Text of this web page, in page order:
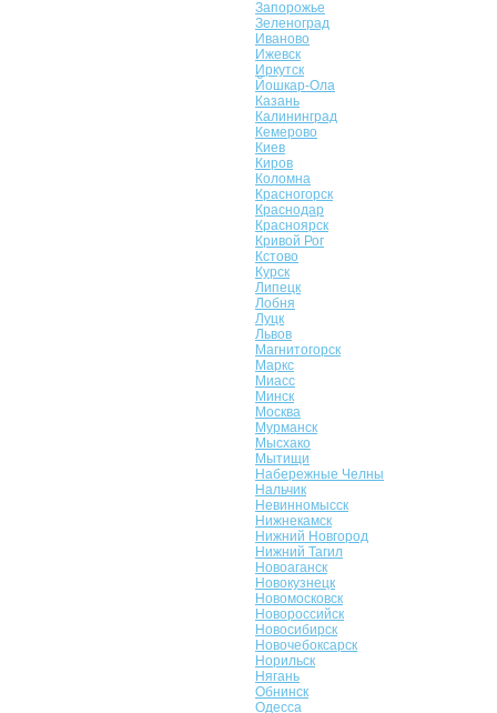
Запорожье
Зеленоград
Иваново
Ижевск
Иркутск
Йошкар-Ола
Казань
Калининград
Кемерово
Киев
Киров
Коломна
Красногорск
Краснодар
Красноярск
Кривой Рог
Кстово
Курск
Липецк
Лобня
Луцк
Львов
Магнитогорск
Маркс
Миасс
Минск
Москва
Мурманск
Мысхако
Мытищи
Набережные Челны
Нальчик
Невинномысск
Нижнекамск
Нижний Новгород
Нижний Тагил
Новоаганск
Новокузнецк
Новомосковск
Новороссийск
Новосибирск
Новочебоксарск
Норильск
Нягань
Обнинск
Одесса